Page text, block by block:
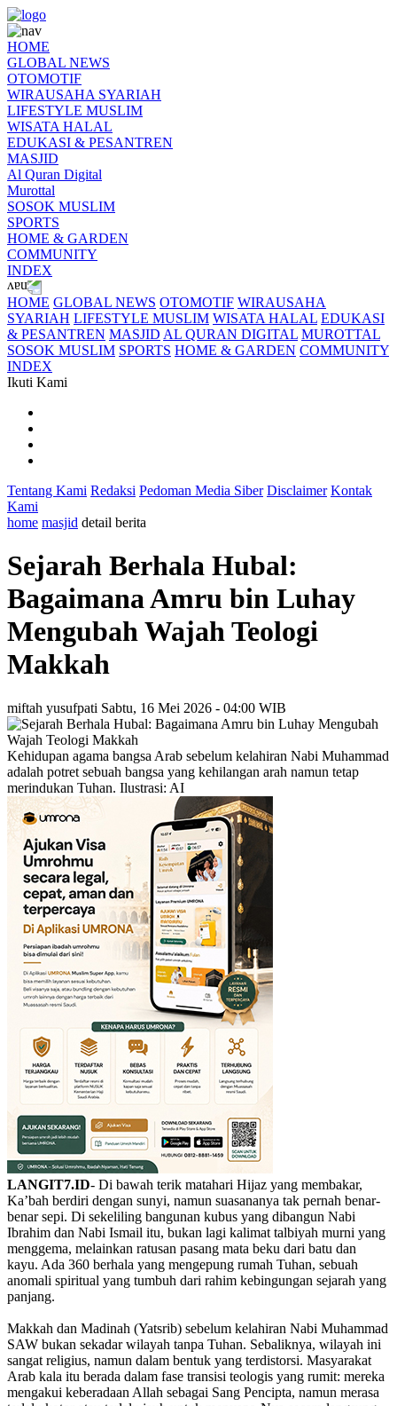
HOME
GLOBAL NEWS
OTOMOTIF
WIRAUSAHA SYARIAH
LIFESTYLE MUSLIM
WISATA HALAL
EDUKASI & PESANTREN
MASJID
Al Quran Digital
Murottal
SOSOK MUSLIM
SPORTS
HOME & GARDEN
COMMUNITY
INDEX
HOME GLOBAL NEWS OTOMOTIF WIRAUSAHA
SYARIAH LIFESTYLE MUSLIM WISATA HALAL EDUKASI
& PESANTREN MASJID AL QURAN DIGITAL MUROTTAL
SOSOK MUSLIM SPORTS HOME & GARDEN COMMUNITY
INDEX
Ikuti Kami
Tentang Kami Redaksi Pedoman Media Siber Disclaimer Kontak
Kami
home masjid detail berita
Sejarah Berhala Hubal:
Bagaimana Amru bin Luhay
Mengubah Wajah Teologi
Makkah
miftah yusufpati Sabtu, 16 Mei 2026 - 04:00 WIB
Kehidupan agama bangsa Arab sebelum kelahiran Nabi Muhammad
adalah potret sebuah bangsa yang kehilangan arah namun tetap
merindukan Tuhan. Ilustrasi: AI
LANGIT7.ID- Di bawah terik matahari Hijaz yang membakar,
Ka’bah berdiri dengan sunyi, namun suasananya tak pernah benar-
benar sepi. Di sekeliling bangunan kubus yang dibangun Nabi
Ibrahim dan Nabi Ismail itu, bukan lagi kalimat talbiyah murni yang
menggema, melainkan ratusan pasang mata beku dari batu dan
kayu. Ada 360 berhala yang mengepung rumah Tuhan, sebuah
anomali spiritual yang tumbuh dari rahim kebingungan sejarah yang
panjang.
Makkah dan Madinah (Yatsrib) sebelum kelahiran Nabi Muhammad
SAW bukan sekadar wilayah tanpa Tuhan. Sebaliknya, wilayah ini
sangat religius, namun dalam bentuk yang terdistorsi. Masyarakat
Arab kala itu berada dalam fase transisi teologis yang rumit: mereka
mengakui keberadaan Allah sebagai Sang Pencipta, namun merasa